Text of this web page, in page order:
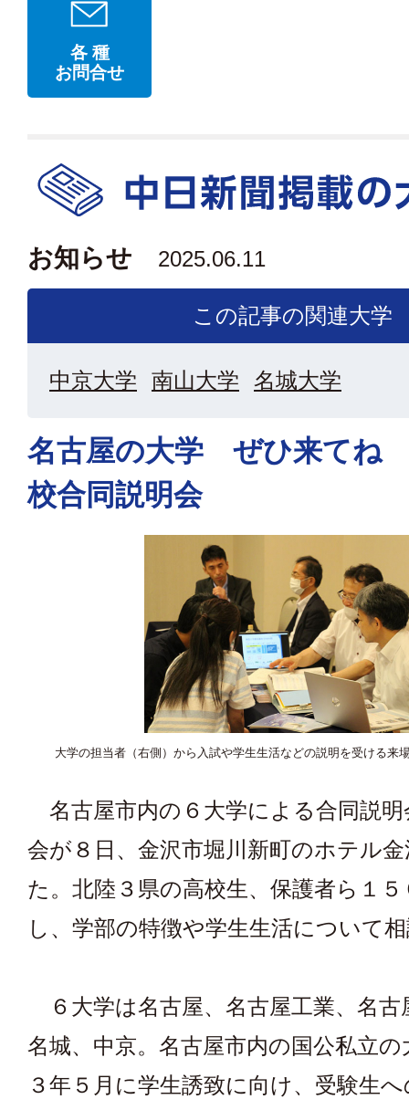
各 種
お問合せ
お知らせ 2025.06.11
この記事の関連大学
中京大学 南山大学 名城大学
名古屋の大学 ぜひ来てね
校合同説明会
大学の担当者（右側）から入試や学生生活などの説明を受ける来
名古屋市内の６大学による合同説明
会が８日、金沢市堀川新町のホテル
た。北陸３県の高校生、保護者ら１
し、学部の特徴や学生生活について
６大学は名古屋、名古屋工業、名古
名城、中京。名古屋市内の国公私立
３年５月に学生誘致に向け、受験生